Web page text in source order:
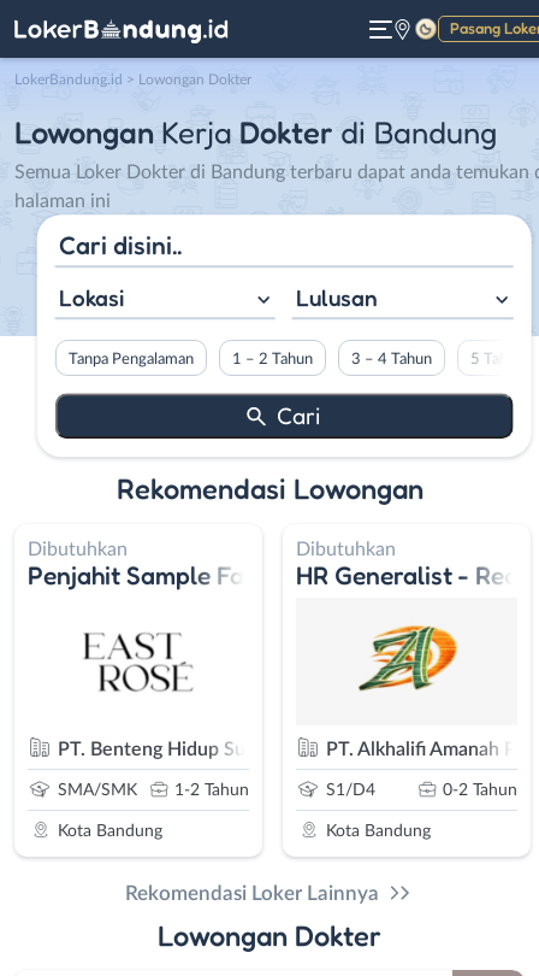
Pasang
Gelap
LokerBandung.id > Lowongan Dokter
Lowongan Kerja Dokter di Bandung
Semua Loker Dokter di Bandung terbaru dapat anda temukan
halaman ini
Lokasi Lulusan
Tanpa Pengalaman 1 – 2 Tahun 3 – 4 Tahun 5 Tahun
Rekomendasi Lowongan
Dibutuhkan
Penjahit Sample Fashion Wanita
PT. Benteng Hidup Sukses
SMA/SMK 1-2 Tahun
Kota Bandung
Dibutuhkan
HR Generalist -
PT. Alkhalifi Amanah
SMA/SMK 0-2 Tahun
Kota Bandung
Rekomendasi Loker Lainnya
Lowongan Dokter